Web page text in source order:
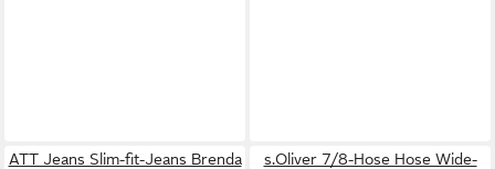
ATT Jeans Slim-fit-Jeans Brenda
s.Oliver 7/8-Hose Hose Wide-